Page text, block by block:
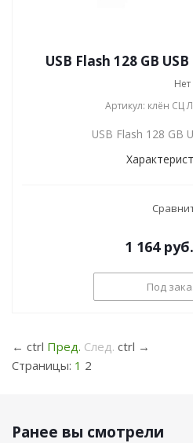
USB Flash 128 GB
Артикул: клён СЦ
USB Flash 128 GB
1 164руб.
Под
← ctrl Пред. След. ctrl →
Страницы: 1 2
Ранее вы смотрели